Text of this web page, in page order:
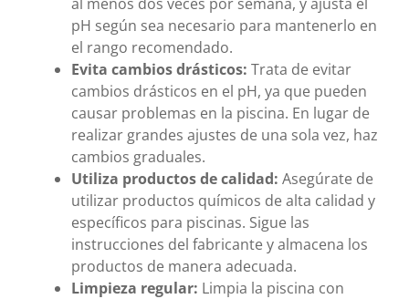
pH según sea necesario para mantenerlo en
el rango recomendado.
Evita cambios drásticos: Trata de evitar
cambios drásticos en el pH, ya que pueden
causar problemas en la piscina. En lugar de
realizar grandes ajustes de una sola vez, haz
cambios graduales.
Utiliza productos de calidad: Asegúrate de
utilizar productos químicos de alta calidad y
específicos para piscinas. Sigue las
instrucciones del fabricante y almacena los
productos de manera adecuada.
Limpieza regular: Limpia la piscina con